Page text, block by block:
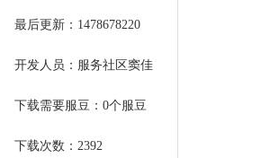
最后更新：1478678220
开发人员：服务社区窦佳
下载需要服豆：0个服豆
下载次数：2392